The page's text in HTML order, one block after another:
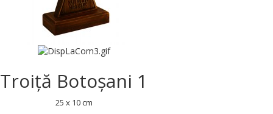
Troiță Botoșani 1
25 x 10 cm